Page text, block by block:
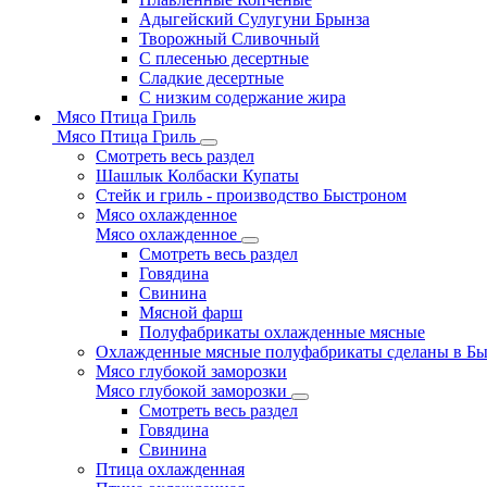
Адыгейский Сулугуни Брынза
Творожный Сливочный
С плесенью десертные
Сладкие десертные
С низким содержание жира
Мясо Птица Гриль
Мясо Птица Гриль
Смотреть весь раздел
Шашлык Колбаски Купаты
Стейк и гриль - производство Быстроном
Мясо охлажденное
Мясо охлажденное
Смотреть весь раздел
Говядина
Свинина
Мясной фарш
Полуфабрикаты охлажденные мясные
Охлажденные мясные полуфабрикаты сделаны в
Мясо глубокой заморозки
Мясо глубокой заморозки
Смотреть весь раздел
Говядина
Свинина
Птица охлажденная